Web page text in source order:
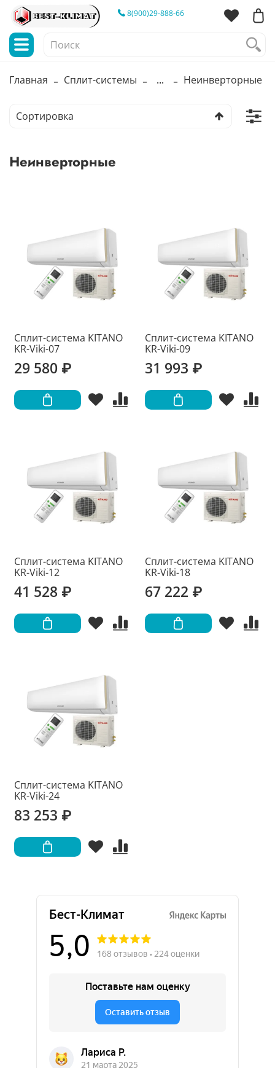
8(900)29-888-66
Главная Сплит-системы ... Неинверторные
Неинверторные
Сплит-система KITANO
KR-Viki-07
29 580 ₽
Сплит-система KITANO
KR-Viki-09
31 993 ₽
Сплит-система KITANO
KR-Viki-12
41 528 ₽
Сплит-система KITANO
KR-Viki-18
67 222 ₽
Сплит-система KITANO
KR-Viki-24
83 253 ₽